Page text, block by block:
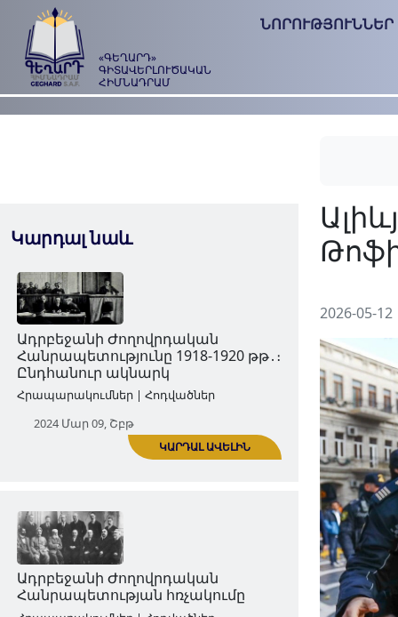
«ԳԵՂԱՐԴ»
ԳԻՏԱՎԵՐԼՈՒԾԱԿԱՆ
ՀԻՄՆԱԴՐԱՄ
ՆՈՐՈՒԹՅՈՒՆՆԵՐ
Կարդալ նաև
Ադրբեջանի Ժողովրդական
Հանրապետությունը 1918-1920 թթ․։
Ընդհանուր ակնարկ
2024 Մար 09, Շբթ
2026-05-12